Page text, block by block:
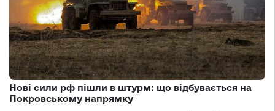
Нові сили рф пішли в штурм: що відбувається на
Покровському напрямку